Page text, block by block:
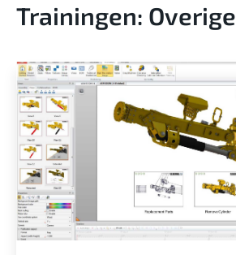
Trainingen: Overige